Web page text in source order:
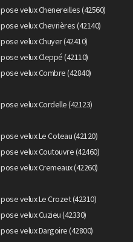
pose velux Chenereilles (42560)
pose velux Chevrières (42140)
pose velux Chuyer (42410)
pose velux Cleppé (42110)
pose velux Combre (42840)
pose velux Cordelle (42123)
pose velux Le Coteau (42120)
pose velux Coutouvre (42460)
pose velux Cremeaux (42260)
pose velux Le Crozet (42310)
pose velux Cuzieu (42330)
pose velux Dargoire (42800)